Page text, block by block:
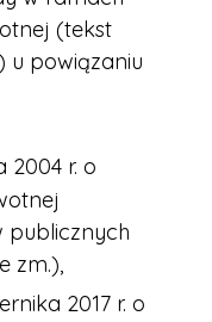
(tekst
u powiązaniu
2004 r. o
publicznych
zm.),
2017 r. o